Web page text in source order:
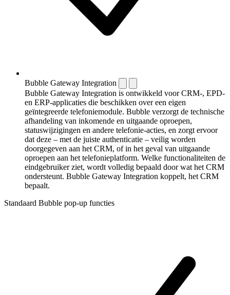
Bubble Gateway Integration
Bubble Gateway Integration is ontwikkeld voor CRM-, EPD-
en ERP-applicaties die beschikken over een eigen
geïntegreerde telefoniemodule. Bubble verzorgt de technische
afhandeling van inkomende en uitgaande oproepen,
statuswijzigingen en andere telefonie-acties, en zorgt ervoor
dat deze – met de juiste authenticatie – veilig worden
doorgegeven aan het CRM, of in het geval van uitgaande
oproepen aan het telefonieplatform. Welke functionaliteiten de
eindgebruiker ziet, wordt volledig bepaald door wat het CRM
ondersteunt. Bubble Gateway Integration koppelt, het CRM
bepaalt.
Standaard Bubble pop-up functies